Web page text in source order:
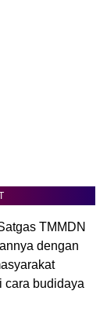
TMMDN
dengan
cara budidaya